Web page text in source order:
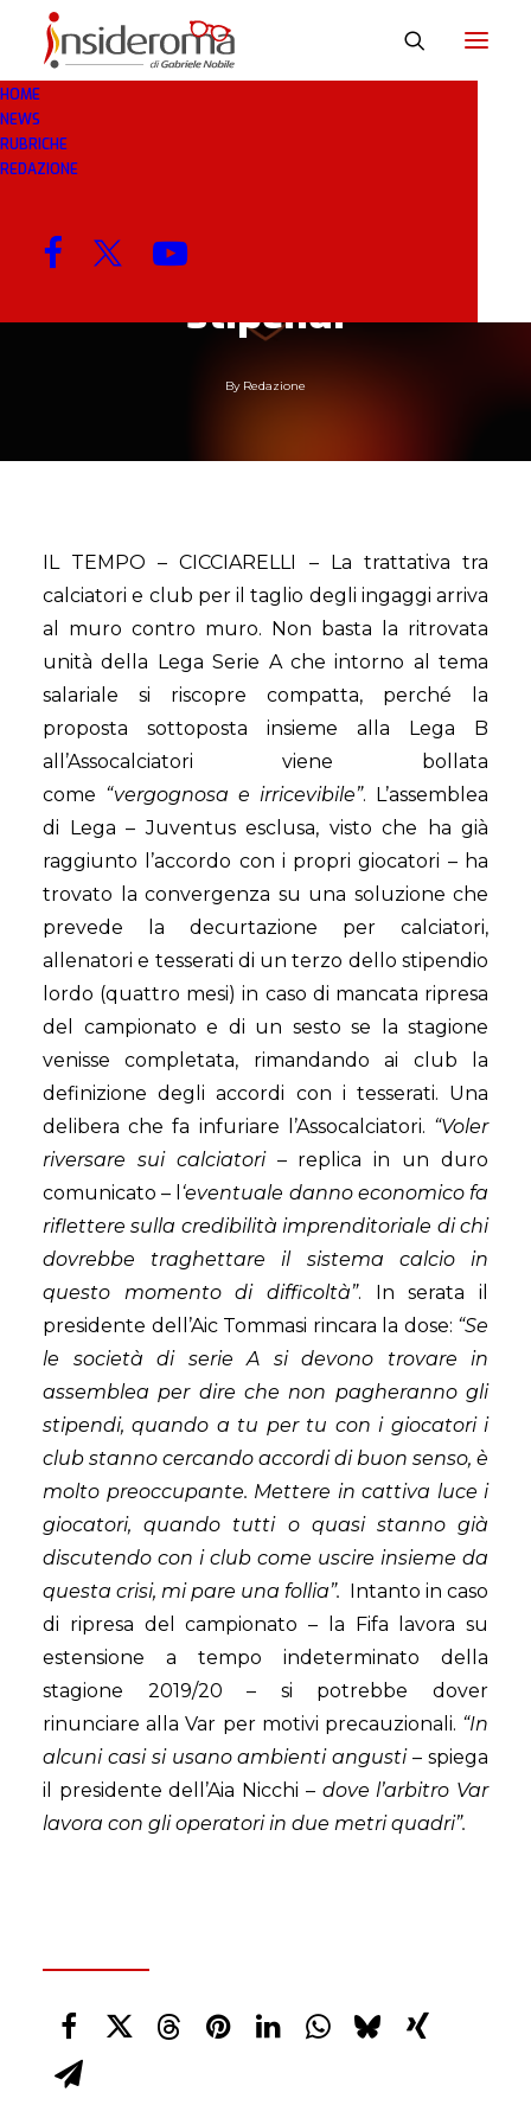
HOME
NEWS
RUBRICHE
REDAZIONE
7 APR 2020
Lega-calciatori,
scontro totale sugli
stipendi
By Redazione
IL TEMPO – CICCIARELLI – La trattativa tra
calciatori e club per il taglio degli ingaggi arriva
al muro contro muro. Non basta la ritrovata
unità della Lega Serie A che intorno al tema
salariale si riscopre compatta, perché la
proposta sottoposta insieme alla Lega B
all’Assocalciatori viene bollata
come “vergognosa e irricevibile”. L’assemblea
di Lega – Juventus esclusa, visto che ha già
raggiunto l’accordo con i propri giocatori – ha
trovato la convergenza su una soluzione che
prevede la decurtazione per calciatori,
allenatori e tesserati di un terzo dello stipendio
lordo (quattro mesi) in caso di mancata ripresa
del campionato e di un sesto se la stagione
venisse completata, rimandando ai club la
definizione degli accordi con i tesserati. Una
delibera che fa infuriare l’Assocalciatori. “Voler
riversare sui calciatori– replica in un duro
comunicato – l ‘eventuale danno economico fa
riflettere sulla credibilità imprenditoriale di chi
dovrebbe traghettare il sistema calcio in
questo momento di difficoltà”. In serata il
presidente dell’Aic Tommasi rincara la dose: “Se
le società di serie A si devono trovare in
assemblea per dire che non pagheranno gli
stipendi, quando a tu per tu con i giocatori i
club stanno cercando accordi di buon senso, è
molto preoccupante. Mettere in cattiva luce i
giocatori, quando tutti o quasi stanno già
discutendo con i club come uscire insieme da
questa crisi, mi pare una follia”. Intanto in caso
di ripresa del campionato – la Fifa lavora su
estensione a tempo indeterminato della
stagione 2019/20 – si potrebbe dover
rinunciare alla Var per motivi precauzionali. “In
alcuni casi si usano ambienti angusti– spiega
il presidente dell’Aia Nicchi – dove l’arbitro Var
lavora con gli operatori in due metri quadri”.